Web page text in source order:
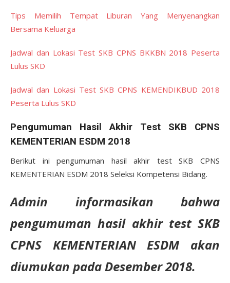
Tips Memilih Tempat Liburan Yang Menyenangkan
Bersama Keluarga
Jadwal dan Lokasi Test SKB CPNS BKKBN 2018 Peserta
Lulus SKD
Jadwal dan Lokasi Test SKB CPNS KEMENDIKBUD 2018
Peserta Lulus SKD
Pengumuman Hasil Akhir Test SKB CPNS
KEMENTERIAN ESDM 2018
Berikut ini pengumuman hasil akhir test SKB CPNS
KEMENTERIAN ESDM 2018 Seleksi Kompetensi Bidang.
Admin informasikan bahwa
pengumuman hasil akhir test SKB
CPNS KEMENTERIAN ESDM akan
diumukan pada Desember 2018.